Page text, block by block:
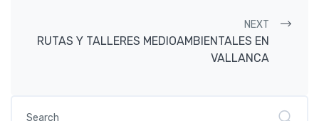
NEXT
RUTAS Y TALLERES MEDIOAMBIENTALES EN
VALLANCA